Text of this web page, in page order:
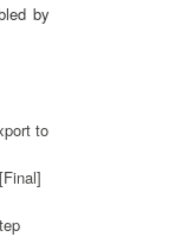
by
to